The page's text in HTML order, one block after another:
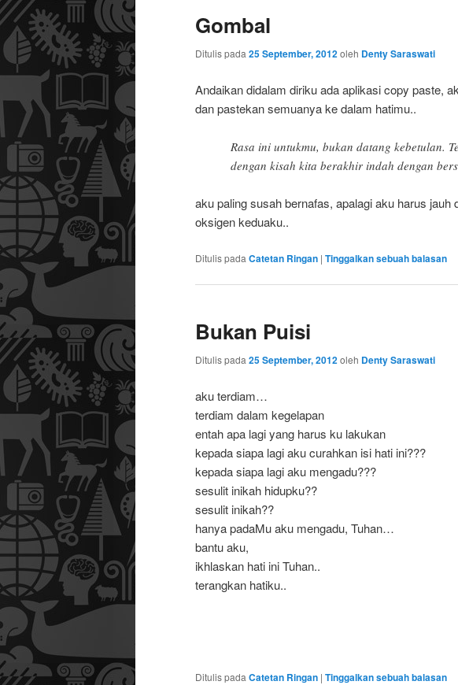
utama
sekunder
Gombal
Ditulis pada 25 September, 2012oleh Denty Saraswati
Andaikan didalam diriku ada aplikasi copy paste,
dan pastekan semuanya ke dalam hatimu..
Rasa ini untukmu, bukan datang kebetulan.
dengan kisah kita berakhir indah dengan
aku paling susah bernafas, apalagi aku harus
oksigen keduaku..
Ditulis pada Catetan Ringan | Tinggalkan sebuah balasan
Bukan Puisi
Ditulis pada 25 September, 2012oleh Denty Saraswati
aku terdiam…
terdiam dalam kegelapan
entah apa lagi yang harus ku lakukan
kepada siapa lagi aku curahkan isi hati ini???
kepada siapa lagi aku mengadu???
sesulit inikah hidupku??
sesulit inikah??
hanya padaMu aku mengadu, Tuhan…
bantu aku,
ikhlaskan hati ini Tuhan..
terangkan hatiku..
Ditulis pada Catetan Ringan | Tinggalkan sebuah balasan